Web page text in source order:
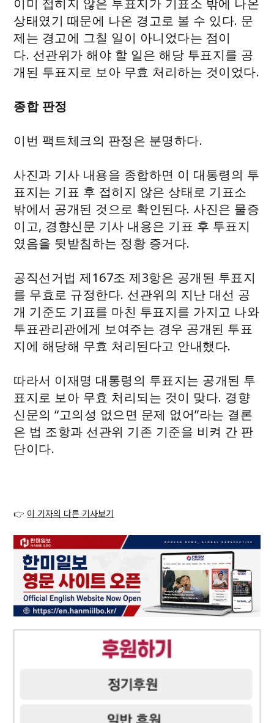
상태였기 때문에 나온 경고로 볼 수 있다. 문
제는 경고에 그칠 일이 아니었다는 점이
다. 선관위가 해야 할 일은 해당 투표지를 공
개된 투표지로 보아 무효 처리하는 것이었다.
종합 판정
이번 팩트체크의 판정은 분명하다.
사진과 기사 내용을 종합하면 이 대통령의 투
표지는 기표 후 접히지 않은 상태로 기표소
밖에서 공개된 것으로 확인된다. 사진은 물증
이고, 경향신문 기사 내용은 기표 후 투표지
였음을 뒷받침하는 정황 증거다.
공직선거법 제167조 제3항은 공개된 투표지
를 무효로 규정한다. 선관위의 지난 대선 공
개 기준도 기표를 마친 투표지를 가지고 나와
투표관리관에게 보여주는 경우 공개된 투표
지에 해당해 무효 처리된다고 안내했다.
따라서 이재명 대통령의 투표지는 공개된 투
표지로 보아 무효 처리되는 것이 맞다. 경향
신문의 “고의성 없으면 문제 없어”라는 결론
은 법 조항과 선관위 기존 기준을 비켜 간 판
단이다.
👉 이 기자의 다른 기사보기